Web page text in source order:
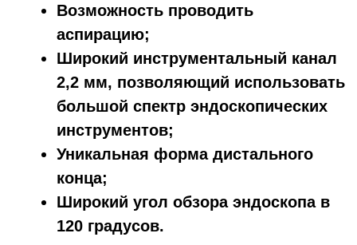
Возможность проводить
аспирацию;
Широкий инструментальный канал
2,2 мм, позволяющий использовать
большой спектр эндоскопических
инструментов;
Уникальная форма дистального
конца;
Широкий угол обзора эндоскопа в
120 градусов.